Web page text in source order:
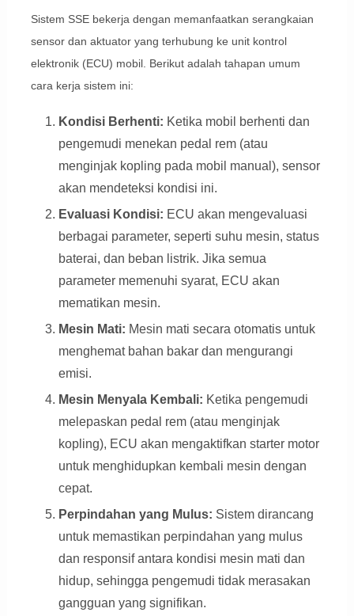
Sistem SSE bekerja dengan memanfaatkan serangkaian
sensor dan aktuator yang terhubung ke unit kontrol
elektronik (ECU) mobil. Berikut adalah tahapan umum
cara kerja sistem ini:
Kondisi Berhenti: Ketika mobil berhenti dan
pengemudi menekan pedal rem (atau
menginjak kopling pada mobil manual), sensor
akan mendeteksi kondisi ini.
Evaluasi Kondisi: ECU akan mengevaluasi
berbagai parameter, seperti suhu mesin, status
baterai, dan beban listrik. Jika semua
parameter memenuhi syarat, ECU akan
mematikan mesin.
Mesin Mati: Mesin mati secara otomatis untuk
menghemat bahan bakar dan mengurangi
emisi.
Mesin Menyala Kembali: Ketika pengemudi
melepaskan pedal rem (atau menginjak
kopling), ECU akan mengaktifkan starter motor
untuk menghidupkan kembali mesin dengan
cepat.
Perpindahan yang Mulus: Sistem dirancang
untuk memastikan perpindahan yang mulus
dan responsif antara kondisi mesin mati dan
hidup, sehingga pengemudi tidak merasakan
gangguan yang signifikan.